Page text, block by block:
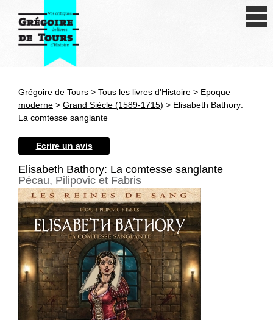
Antiquité
Révolution et XIXe siècle
XXe siècle
Autres civilisations
Thématiques
Grégoire de Tours > Tous les livres d'Histoire > Epoque
moderne > Grand Siècle (1589-1715) > Elisabeth Bathory:
La comtesse sanglante
Ecrire un avis
Elisabeth Bathory: La comtesse sanglante
Pécau, Pilipovic et Fabris